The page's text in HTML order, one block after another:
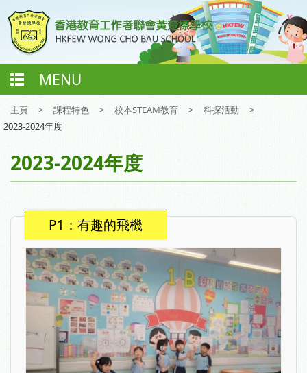
MENU
主頁 > 課程特色 > 校本STEAM教育 > 科探活動
>
2023-2024年度
2023-2024年度
P1：有趣的飛機